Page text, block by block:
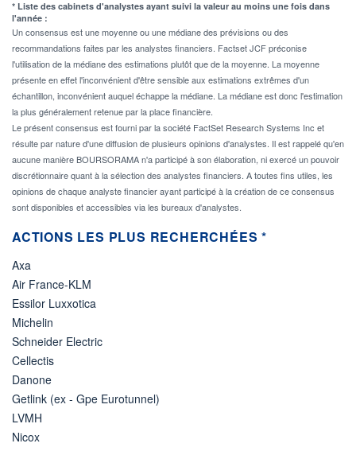
* Liste des cabinets d'analystes ayant suivi la valeur au moins une fois dans
l'année :
Un consensus est une moyenne ou une médiane des prévisions ou des
recommandations faites par les analystes financiers. Factset JCF préconise
l'utilisation de la médiane des estimations plutôt que de la moyenne. La moyenne
présente en effet l'inconvénient d'être sensible aux estimations extrêmes d'un
échantillon, inconvénient auquel échappe la médiane. La médiane est donc l'estimation
la plus généralement retenue par la place financière.
Le présent consensus est fourni par la société FactSet Research Systems Inc et
résulte par nature d'une diffusion de plusieurs opinions d'analystes. Il est rappelé qu'en
aucune manière BOURSORAMA n'a participé à son élaboration, ni exercé un pouvoir
discrétionnaire quant à la sélection des analystes financiers. A toutes fins utiles, les
opinions de chaque analyste financier ayant participé à la création de ce consensus
sont disponibles et accessibles via les bureaux d'analystes.
ACTIONS LES PLUS RECHERCHÉES *
Axa
Air France-KLM
Essilor Luxxotica
Michelin
Schneider Electric
Cellectis
Danone
Getlink (ex - Gpe Eurotunnel)
LVMH
Nicox